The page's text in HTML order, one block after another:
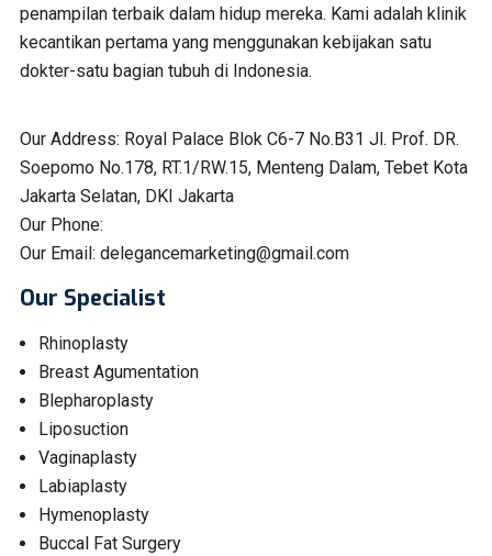
penampilan terbaik dalam hidup mereka. Kami adalah klinik
kecantikan pertama yang menggunakan kebijakan satu
dokter-satu bagian tubuh di Indonesia.
Our Address: Royal Palace Blok C6-7 No.B31 Jl. Prof. DR.
Soepomo No.178, RT.1/RW.15, Menteng Dalam, Tebet Kota
Jakarta Selatan, DKI Jakarta
Our Phone:
Our Email: delegancemarketing@gmail.com
Our Specialist
Rhinoplasty
Breast Agumentation
Blepharoplasty
Liposuction
Vaginaplasty
Labiaplasty
Hymenoplasty
Buccal Fat Surgery